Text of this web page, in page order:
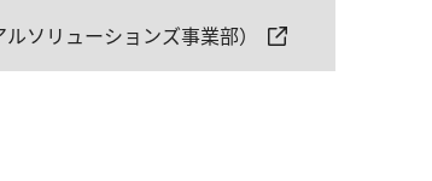
ソリューションズ事業部）